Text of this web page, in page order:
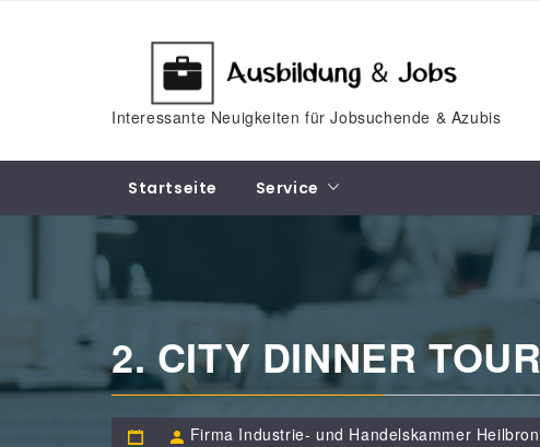
Interessante Neuigkeiten für Jobsuchende & Azubis
Startseite Service
2. CITY DINNER
Firma Industrie- und Handelskammer